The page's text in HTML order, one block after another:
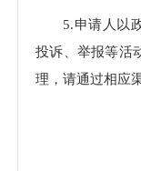
5.申请人以
投诉、举报等活
理，请通过相应